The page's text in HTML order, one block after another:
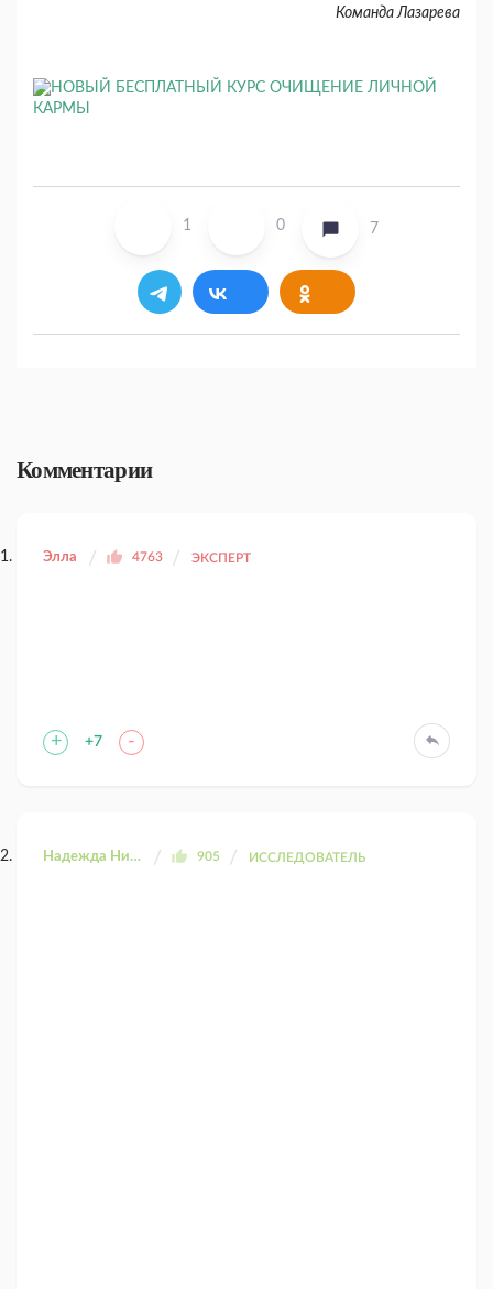
Команда Лазарева
1 0 7
Комментарии
Элла 4763 ЭКСПЕРТ
+ +7 -
Надежда Николаевна 905 ИССЛЕДОВАТЕЛЬ